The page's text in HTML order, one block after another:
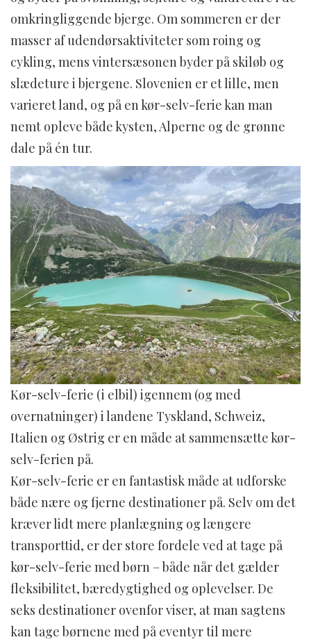
omkringliggende bjerge. Om sommeren er der
masser af udendørsaktiviteter som roing og
cykling, mens vintersæsonen byder på skiløb og
slædeture i bjergene. Slovenien er et lille, men
varieret land, og på en kør-selv-ferie kan man
nemt opleve både kysten, Alperne og de grønne
dale på én tur.
Kør-selv-ferie (i elbil) igennem (og med
overnatninger) i landene Tyskland, Schweiz,
Italien og Østrig er en måde at sammensætte kør-
selv-ferien på.
Kør-selv-ferie er en fantastisk måde at udforske
både nære og fjerne destinationer på. Selv om det
kræver lidt mere planlægning og længere
transporttid, er der store fordele ved at tage på
kør-selv-ferie med børn – både når det gælder
fleksibilitet, bæredygtighed og oplevelser. De
seks destinationer ovenfor viser, at man sagtens
kan tage børnene med på eventyr til mere